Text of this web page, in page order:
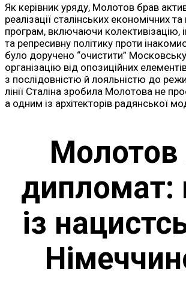
Як керівник уряду, Молотов брав
реалізації сталінських економічних та
програм, включаючи колективізацію,
та репресивну політику проти
було доручено “очистити” Московську
організацію від опозиційних
з послідовністю й лояльністю до
лінії Сталіна зробила Молотова не
а одним із архітекторів радянської
Молотов
дипломат:
із